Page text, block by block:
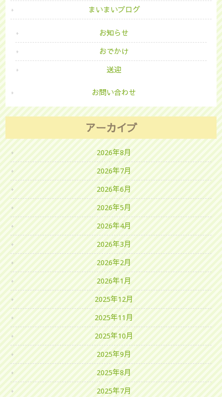
まいまいブログ
お知らせ
おでかけ
送迎
お問い合わせ
アーカイブ
2026年8月
2026年7月
2026年6月
2026年5月
2026年4月
2026年3月
2026年2月
2026年1月
2025年12月
2025年11月
2025年10月
2025年9月
2025年8月
2025年7月